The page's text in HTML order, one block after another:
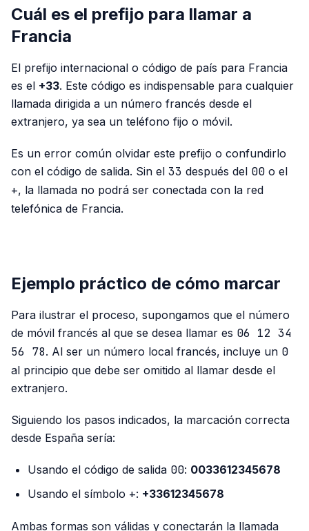
Cuál es el prefijo para llamar a
Francia
El prefijo internacional o código de país para Francia
es el +33. Este código es indispensable para cualquier
llamada dirigida a un número francés desde el
extranjero, ya sea un teléfono fijo o móvil.
Es un error común olvidar este prefijo o confundirlo
con el código de salida. Sin el 33 después del 00 o el
+, la llamada no podrá ser conectada con la red
telefónica de Francia.
Ejemplo práctico de cómo marcar
Para ilustrar el proceso, supongamos que el número
de móvil francés al que se desea llamar es 06 12 34
56 78. Al ser un número local francés, incluye un 0
al principio que debe ser omitido al llamar desde el
extranjero.
Siguiendo los pasos indicados, la marcación correcta
desde España sería:
Usando el código de salida 00: 0033612345678
Usando el símbolo +: +33612345678
Ambas formas son válidas y conectarán la llamada